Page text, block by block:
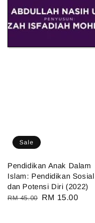
Sale
Pendidikan Anak Dalam
Islam: Pendidikan Sosial
dan Potensi Diri (2022)
Regular
RM 45.00
Sale
RM 15.00